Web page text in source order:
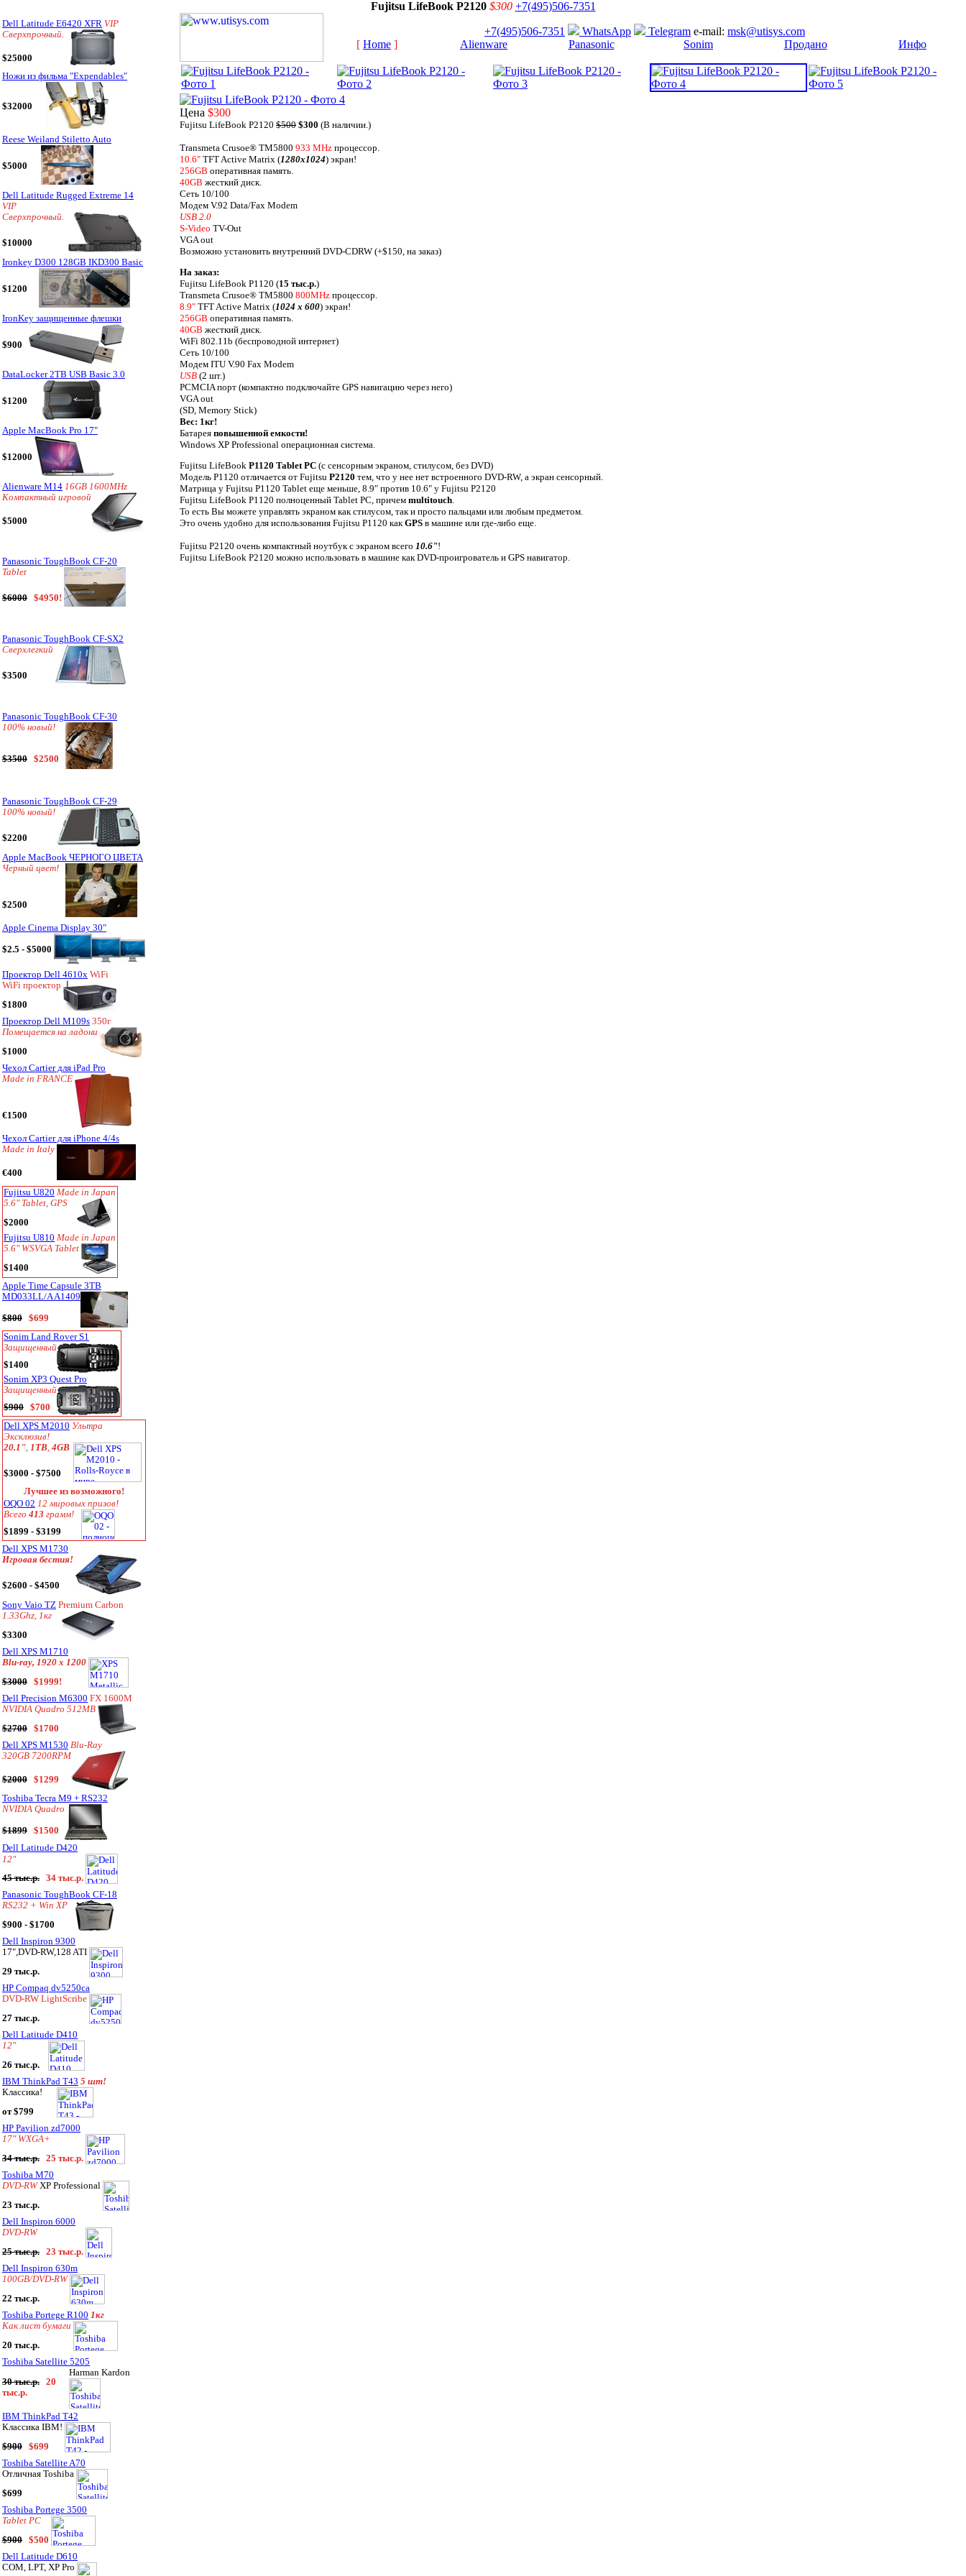
Fujitsu LifeBook P2120$300 +7(495)506-7351
Dell Latitude E6420 XFR VIP
Сверхпрочный.
$25000
Ножи из фильма "Expendables"
$32000
Reese Weiland Stiletto Auto
$5000
Dell Latitude Rugged Extreme 14
VIP
Сверхпрочный.
$10000
Ironkey D300 128GB IKD300 Basic
$1200
IronKey защищенные флешки
$900
DataLocker 2TB USB Basic 3.0
$1200
Apple MacBook Pro 17"
$12000
Alienware M14 16GB 1600MHz
Компактный игровой
$5000
Panasonic ToughBook CF-20
Tablet
$6000 $4950!
Panasonic ToughBook CF-SX2
Сверхлегкий
$3500
Panasonic ToughBook CF-30
100% новый!
$3500 $2500
Panasonic ToughBook CF-29
100% новый!
$2200
Apple MacBook ЧЕРНОГО ЦВЕТА
Черный цвет!
$2500
Apple Cinema Display 30"
$2.5 - $5000
Проектор Dell 4610x WiFi
WiFi проектор
$1800
Проектор Dell M109s 350г
Помещается на ладони
$1000
Чехол Cartier для iPad Pro
Made in FRANCE
€1500
Чехол Cartier для iPhone 4/4s
Made in Italy
€400
Fujitsu U820 Made in Japan
5.6" Tablet, GPS
$2000
Fujitsu U810 Made in Japan
5.6" WSVGA Tablet
$1400
Apple Time Capsule 3TB
MD033LL/A A1409
$800
$699
Sonim Land Rover S1
Защищенный
$1400
Sonim XP3 Quest Pro
Защищенный
$900
$700
Dell XPS M2010 Ультра
Эксклюзив!
20.1", 1TB, 4GB
$3000 - $7500
Лучшее из возможного!
OQO 02 12 мировых призов!
Всего 413 грамм!
$1899 - $3199
Dell XPS M1730
Игровая бестия!
$2600 - $4500
Sony Vaio TZ Premium Carbon
1.33Ghz, 1кг
$3300
Dell XPS M1710
Blu-ray, 1920 x 1200
$3000
$1999!
Dell Precision M6300 FX 1600M
NVIDIA Quadro 512MB
$2700
$1700
Dell XPS M1530 Blu-Ray
320GB 7200RPM
$2000
$1299
Toshiba Tecra M9 + RS232
NVIDIA Quadro
$1899
$1500
Dell Latitude D420
12"
45 тыс.р.
34 тыс.р.
Panasonic ToughBook CF-18
RS232 + Win XP
$900 - $1700
Dell Inspiron 9300
17",DVD-RW,128 ATI
29 тыс.р.
HP Compaq dv5250ca
DVD-RW LightScribe
27 тыс.р.
Dell Latitude D410
12"
26 тыс.р.
IBM ThinkPad T43 5 шт!
Классика!
от $799
HP Pavilion zd7000
17" WXGA+
34 тыс.р.
25 тыс.р.
Toshiba M70
DVD-RWXP Professional
23 тыс.р.
Dell Inspiron 6000
DVD-RW
25 тыс.р.
23 тыс.р.
Dell Inspiron 630m
100GB/DVD-RW
22 тыс.р.
Toshiba Portege R100 1кг
Как лист бумаги
20 тыс.р.
Toshiba Satellite 5205
Harman Kardon
30 тыс.р.
20
тыс.р.
IBM ThinkPad T42
Классика IBM!
$900
$699
Toshiba Satellite A70
Отличная Toshiba
$699
Toshiba Portege 3500
Tablet PC
$900
$500
Dell Latitude D610
COM, LPT, XP Pro
+7(495)506-7351 WhatsApp Telegram e-mail: msk@utisys.com
[ Home ] Alienware Panasonic Sonim Продано Инфо
Цена $300
Fujitsu LifeBook P2120 $500 $300 (В наличии.)
Transmeta Crusoe® TM5800 933 MHz процессор.
10.6" TFT Active Matrix (1280x1024) экран!
256GB оперативная память.
40GB жесткий диск.
Сеть 10/100
Модем V.92 Data/Fax Modem
USB 2.0
S-Video TV-Out
VGA out
Возможно установить внутренний DVD-CDRW (+$150, на заказ)
На заказ:
Fujitsu LifeBook P1120 (15 тыс.р.)
Transmeta Crusoe® TM5800 800MHz процессор.
8.9" TFT Active Matrix (1024 x 600) экран!
256GB оперативная память.
40GB жесткий диск.
WiFi 802.11b (беспроводной интернет)
Сеть 10/100
Модем ITU V.90 Fax Modem
USB (2 шт.)
PCMCIA порт (компактно подключайте GPS навигацию через него)
VGA out
(SD, Memory Stick)
Вес: 1кг!
Батарея повышенной емкости!
Windows XP Professional операционная система.
Fujitsu LifeBook P1120 Tablet PC (с сенсорным экраном, стилусом, без DVD)
Модель P1120 отличается от Fujitsu P2120 тем, что у нее нет встроенного DVD-RW, а экран сенсорный.
Матрица у Fujitsu P1120 Tablet еще меньше, 8.9" против 10.6" у Fujitsu P2120
Fujitsu LifeBook P1120 полноценный Tablet PC, причем multitouch.
То есть Вы можете управлять экраном как стилусом, так и просто пальцами или любым предметом.
Это очень удобно для использования Fujitsu P1120 какGPS в машине или где-либо еще.
Fujitsu P2120 очень компактный ноутбук с экраном всего 10.6"!
Fujitsu LifeBook P2120 можно использовать в машине как DVD-проигрователь и GPS навигатор.